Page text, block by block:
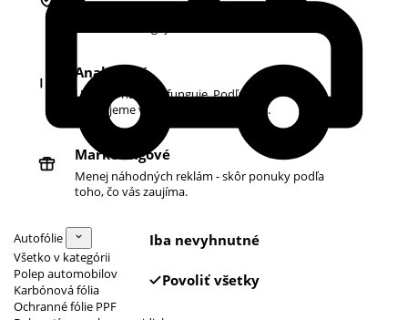
Autofólie
Všetko v kategórii
Polep automobilov
Karbónová fólia
Ochranné fólie PPF
Analytické
Ukazujú nám, čo funguje. Podľa toho
zlepšujeme vyhľadávanie aj ponuku.
Marketingové
Menej náhodných reklám - skôr ponuky podľa
toho, čo vás zaujíma.
Iba nevyhnutné
Povoliť všetky